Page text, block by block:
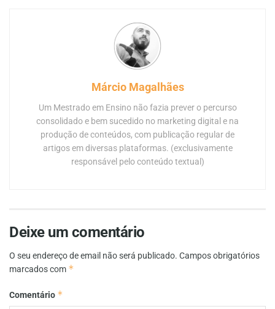
Márcio Magalhães
Um Mestrado em Ensino não fazia prever o percurso
consolidado e bem sucedido no marketing digital e na
produção de conteúdos, com publicação regular de
artigos em diversas plataformas. (exclusivamente
responsável pelo conteúdo textual)
Deixe um comentário
O seu endereço de email não será publicado. Campos obrigatórios
marcados com *
Comentário *